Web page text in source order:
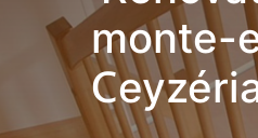
monte-